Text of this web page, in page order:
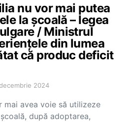
nu vor mai putea
la școală – legea
/ Ministrul
din lumea
că produc deficit
2024
mai avea voie să utilizeze
după adoptarea,